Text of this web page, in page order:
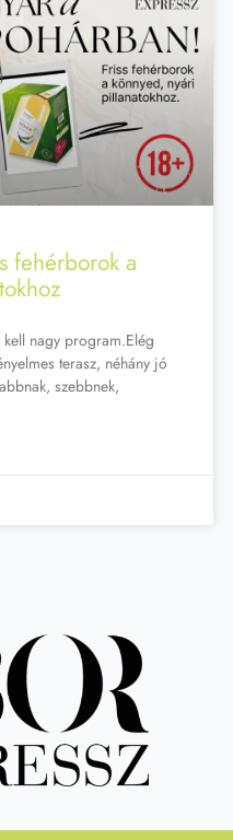
fehérborok a
nagy program.Elég
terasz, néhány jó
szebbnek,